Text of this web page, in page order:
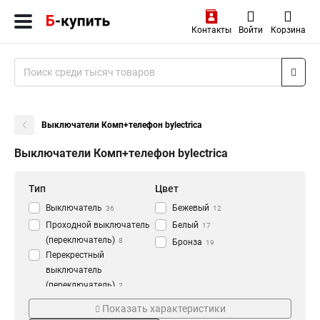
Контакты Войти Корзина
Выключатели Комп+телефон bylectrica
Выключатели Комп+телефон bylectrica
Тип
Выключатель 36
Проходной выключатель
(переключатель) 8
Перекрестный
выключатель
(переключатель) 2
Диммер 2
Рамка 6
Цвет
Бежевый 12
Белый 17
Бронза 19
Да 6
Показать характеристики